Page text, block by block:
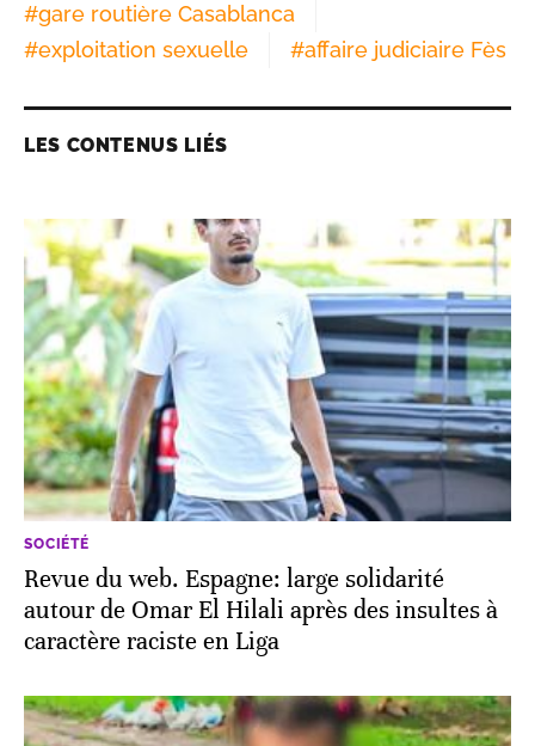
#gare routière Casablanca
#exploitation sexuelle #affaire judiciaire Fès
LES CONTENUS LIÉS
SOCIÉTÉ
Revue du web. Espagne: large solidarité
autour de Omar El Hilali après des insultes à
caractère raciste en Liga